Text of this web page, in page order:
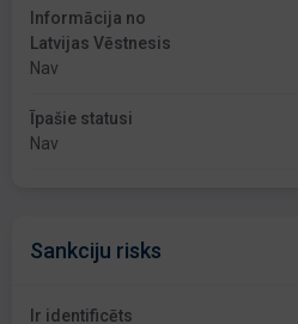
Informācija no
Latvijas Vēstnesis
Nav
Īpašie statusi
Nav
Sankciju risks
Ir identificēts